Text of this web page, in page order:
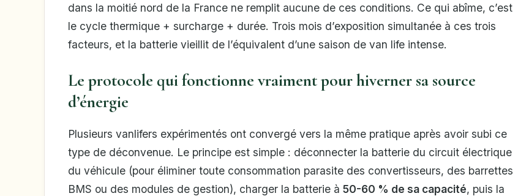
dans la moitié nord de la France ne remplit aucune de ces conditions. Ce qui abîme, c’est
le cycle thermique + surcharge + durée. Trois mois d’exposition simultanée à ces trois
facteurs, et la batterie vieillit de l’équivalent d’une saison de van life intense.
Le protocole qui fonctionne vraiment pour hiverner sa source
d’énergie
Plusieurs vanlifers expérimentés ont convergé vers la même pratique après avoir subi ce
type de déconvenue. Le principe est simple : déconnecter la batterie du circuit électrique
du véhicule (pour éliminer toute consommation parasite des convertisseurs, des barrettes
BMS ou des modules de gestion), charger la batterie à 50-60 % de sa capacité, puis la